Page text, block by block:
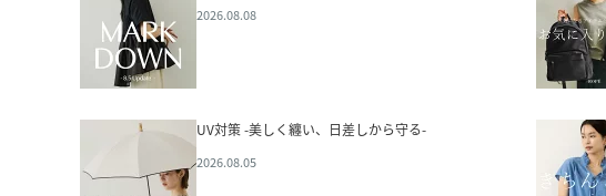
2026.08.08
UV対策 -美しく纏い、日差しから守る-
2026.08.05